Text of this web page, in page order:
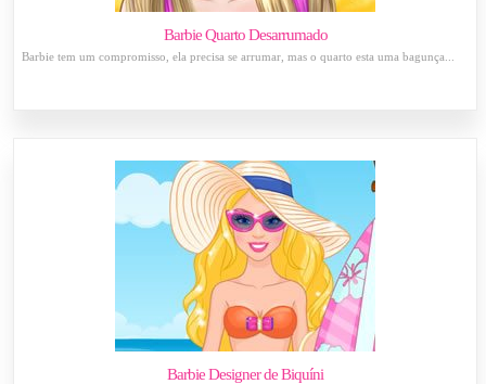
Barbie Quarto Desarrumado
Barbie tem um compromisso, ela precisa se arrumar, mas o quarto esta uma bagunça...
Barbie Designer de Biquíni